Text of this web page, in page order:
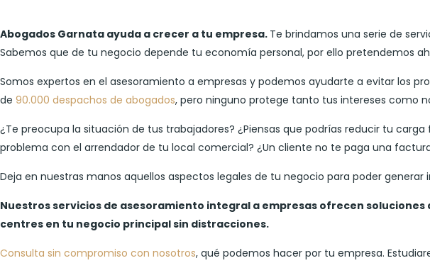
Abogados Garnata ayuda a crecer a tu empresa. Te brindamos una serie de
Sabemos que de tu negocio depende tu economía personal, por ello pretendemos
Somos expertos en el asesoramiento a empresas y podemos ayudarte a evitar los
de 90.000 despachos de abogados, pero ninguno protege tanto tus intereses como
¿Te preocupa la situación de tus trabajadores? ¿Piensas que podrías reducir tu
problema con el arrendador de tu local comercial? ¿Un cliente no te paga una
Deja en nuestras manos aquellos aspectos legales de tu negocio para poder
Nuestros servicios de asesoramiento integral a empresas ofrecen
centres en tu negocio principal sin distracciones.
Consulta sin compromiso con nosotros, qué podemos hacer por tu empresa.